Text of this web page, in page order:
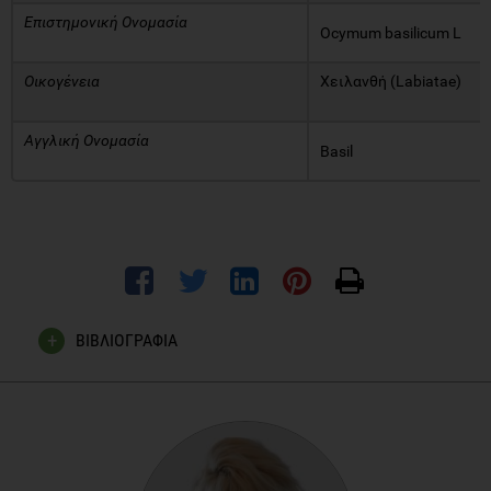
Επιστημονική Ονομασία
Ocymum basilicum L
Οικογένεια Χειλανθή (Labiatae)
Αγγλική Ονομασία
Basil
ΒΙΒΛΙΟΓΡΑΦΙΑ